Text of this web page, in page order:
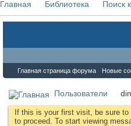
Главная Библиотека Поиск
Главная страница форума Новые
Пользователи
If this is your first visit, be sure
to proceed. To start viewing